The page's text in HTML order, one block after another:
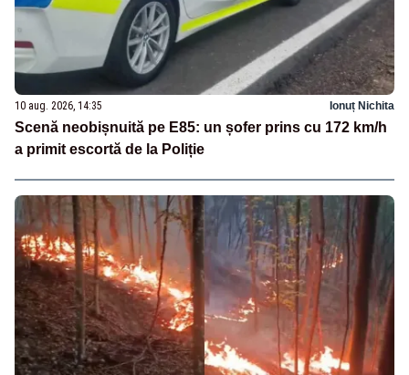
10 aug. 2026, 14:35 Ionuț Nichita
Scenă neobișnuită pe E85: un șofer prins cu 172 km/h
a primit escortă de la Poliție